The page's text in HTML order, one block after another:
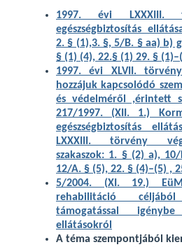
1997. évi LXXXIII.
egészségbiztosítás
2. § (1),3. §, 5/B. § aa) b)
§ (1) (4), 22.§ (1) 29. §
1997. évi XLVII.
hozzájuk kapcsolódó
és védelméről ,érintett
217/1997. (XII. 1.)
egészségbiztosítás
LXXXIII. törvény
szakaszok: 1. § (2) a),
12/A. § (5), 22. § (4)–(5) ,
5/2004. (XI. 19.)
rehabilitáció céljából
támogatással
ellátásokról
A téma szempontjából